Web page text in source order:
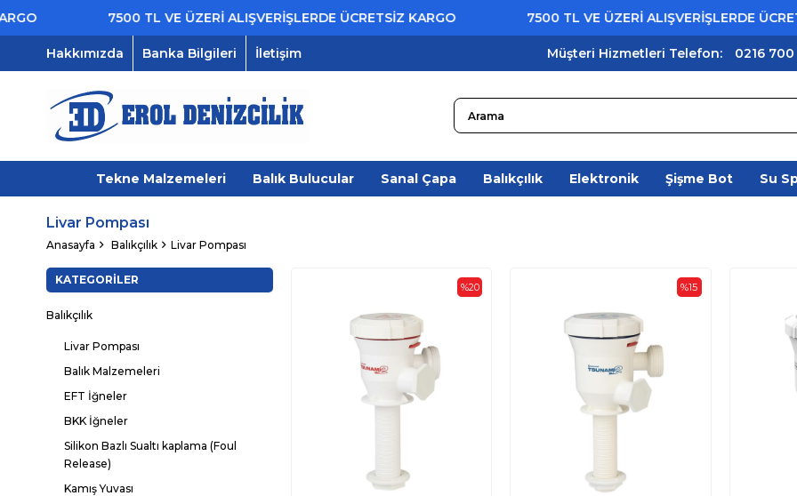
7500 TL VE ÜZERİ ALIŞVERİŞLERDE ÜCRETSİZ KARGO 7500 TL VE ÜZERİ ALIŞVERİŞLERDE ÜCRETSİZ
Hakkımızda Banka Bilgileri İletişim Müşteri Hizmetleri Telefon: 0216
Tekne Malzemeleri Balık Bulucular Sanal Çapa Balıkçılık Elektronik Şişme Bot Su
Livar Pompası
Anasayfa Balıkçılık Livar Pompası
KATEGORILER
Balıkçılık
Livar Pompası
Balık Malzemeleri
EFT İğneler
BKK İğneler
Silikon Bazlı Sualtı kaplama (Foul
Release)
Kamış Yuvası
%20 %15